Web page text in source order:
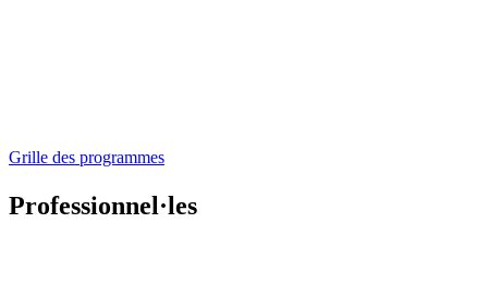
Grille des programmes
Professionnel·les